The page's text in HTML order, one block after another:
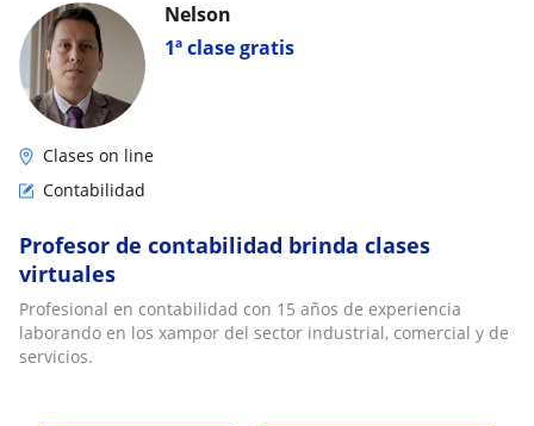
1ª clase gratis
Nelson
Clases on line
Contabilidad
Profesor de contabilidad brinda clases
virtuales
Profesional en contabilidad con 15 años de experiencia
laborando en los xampor del sector industrial, comercial y de
servicios.